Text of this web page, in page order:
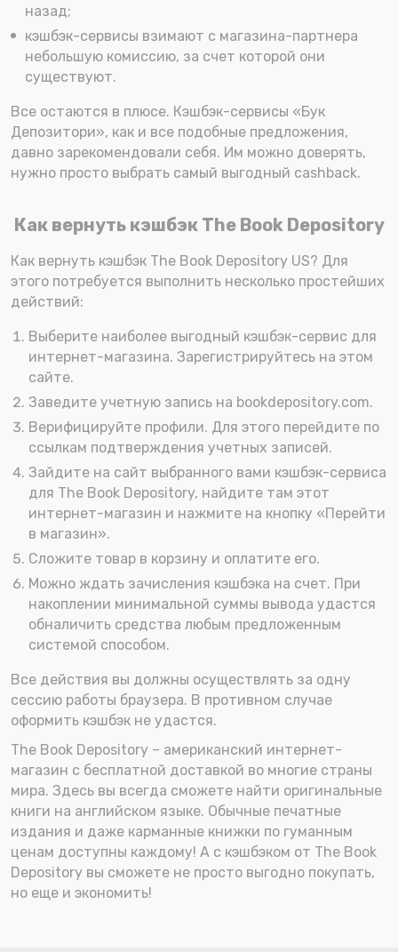
назад;
кэшбэк-сервисы взимают с магазина-партнера
небольшую комиссию, за счет которой они
существуют.
Все остаются в плюсе. Кэшбэк-сервисы «Бук
Депозитори», как и все подобные предложения,
давно зарекомендовали себя. Им можно доверять,
нужно просто выбрать самый выгодный cashback.
Как вернуть кэшбэк The Book Depository
Как вернуть кэшбэк The Book Depository US? Для
этого потребуется выполнить несколько простейших
действий:
Выберите наиболее выгодный кэшбэк-сервис для
интернет-магазина. Зарегистрируйтесь на этом
сайте.
Заведите учетную запись на bookdepository.com.
Верифицируйте профили. Для этого перейдите по
ссылкам подтверждения учетных записей.
Зайдите на сайт выбранного вами кэшбэк-сервиса
для The Book Depository, найдите там этот
интернет-магазин и нажмите на кнопку «Перейти
в магазин».
Сложите товар в корзину и оплатите его.
Можно ждать зачисления кэшбэка на счет. При
накоплении минимальной суммы вывода удастся
обналичить средства любым предложенным
системой способом.
Все действия вы должны осуществлять за одну
сессию работы браузера. В противном случае
оформить кэшбэк не удастся.
The Book Depository – американский интернет-
магазин с бесплатной доставкой во многие страны
мира. Здесь вы всегда сможете найти оригинальные
книги на английском языке. Обычные печатные
издания и даже карманные книжки по гуманным
ценам доступны каждому! А с кэшбэком от The Book
Depository вы сможете не просто выгодно покупать,
но еще и экономить!